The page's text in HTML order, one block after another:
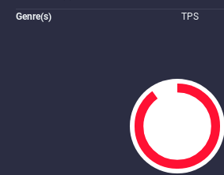
Genre(s) TPS